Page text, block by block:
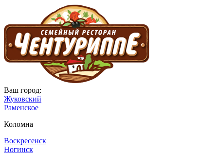
Ваш город:
Жуковский
Раменское
Коломна
Воскресенск
Ногинск